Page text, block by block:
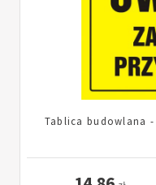
Tablica budowlana -